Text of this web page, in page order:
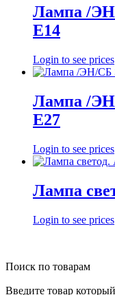
Лампа /
E14
Login to see prices
Лампа /
E27
Login to see prices
Лампа
Login to see prices
Поиск по товарам
Введите товар